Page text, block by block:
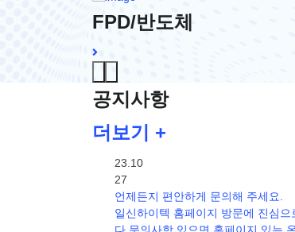
FPD/반도체
공지사항
더보기 +
23.10
27
언제든지 편안하게 문의해 주세요.
일신하이텍 홈페이지 방문에 진심으
다.문의사항 있으면 홈페이지 있는